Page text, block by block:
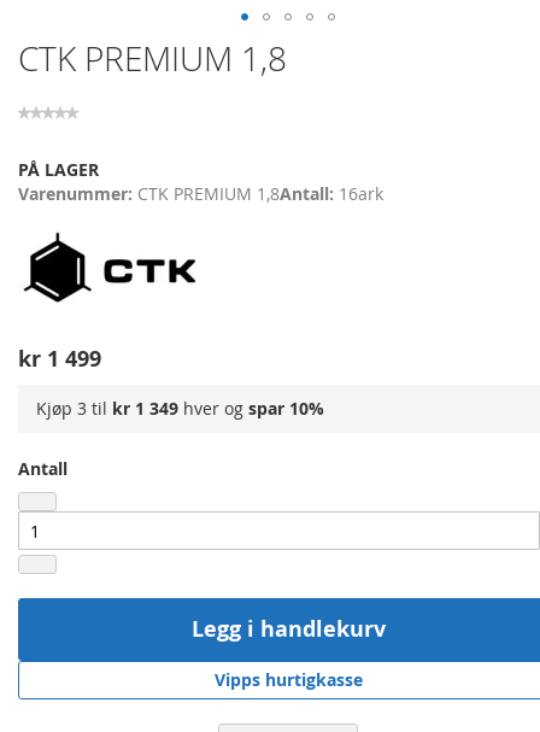
Skip
to
beginning
the
images
CTK PREMIUM 1,8
PÅ LAGER
Varenummer CTK PREMIUM 1,8Antall 16ark
kr 1 499
Kjøp 3 til kr 1 349 hver og spar 10%
Antall
Legg i handlekurv
Vipps hurtigkasse